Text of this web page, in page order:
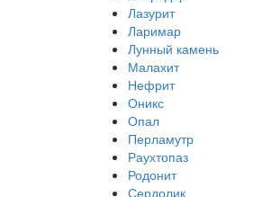
Лазурит
Ларимар
Лунный камень
Малахит
Нефрит
Оникс
Опал
Перламутр
Раухтопаз
Родонит
Сердолик